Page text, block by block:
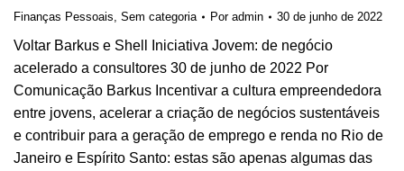
Finanças Pessoais Sem categoria Por admin 30 de junho de 2022
Voltar Barkus e Shell Iniciativa Jovem: de negócio
acelerado a consultores 30 de junho de 2022 Por
Comunicação Barkus Incentivar a cultura empreendedora
entre jovens, acelerar a criação de negócios sustentáveis
e contribuir para a geração de emprego e renda no Rio de
Janeiro e Espírito Santo: estas são apenas algumas das